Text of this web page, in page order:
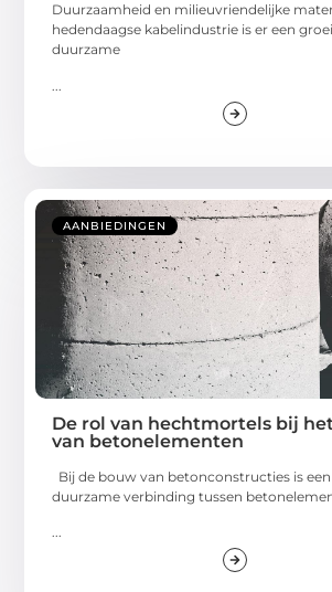
Duurzaamheid en milieuvriendelijke
hedendaagse kabelindustrie is er een
duurzame
AANBIEDINGEN
De rol van hechtmortels bij
van betonelementen
Bij de bouw van betonconstructies is
duurzame verbinding tussen